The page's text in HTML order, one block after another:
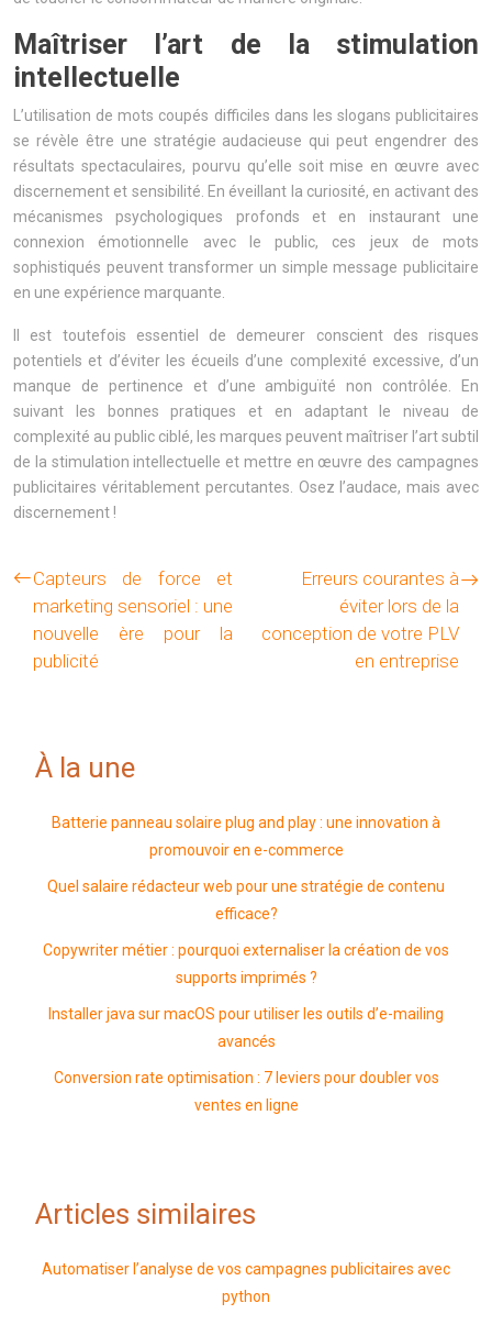
Maîtriser l’art de la stimulation
intellectuelle
L’utilisation de mots coupés difficiles dans les slogans publicitaires
se révèle être une stratégie audacieuse qui peut engendrer des
résultats spectaculaires, pourvu qu’elle soit mise en œuvre avec
discernement et sensibilité. En éveillant la curiosité, en activant des
mécanismes psychologiques profonds et en instaurant une
connexion émotionnelle avec le public, ces jeux de mots
sophistiqués peuvent transformer un simple message publicitaire
en une expérience marquante.
Il est toutefois essentiel de demeurer conscient des risques
potentiels et d’éviter les écueils d’une complexité excessive, d’un
manque de pertinence et d’une ambiguïté non contrôlée. En
suivant les bonnes pratiques et en adaptant le niveau de
complexité au public ciblé, les marques peuvent maîtriser l’art subtil
de la stimulation intellectuelle et mettre en œuvre des campagnes
publicitaires véritablement percutantes. Osez l’audace, mais avec
discernement !
Capteurs de force et
marketing sensoriel : une
nouvelle ère pour la
publicité
Erreurs courantes à
éviter lors de la
conception de votre PLV
en entreprise
À la une
Batterie panneau solaire plug and play : une innovation à
promouvoir en e-commerce
Quel salaire rédacteur web pour une stratégie de contenu
efficace?
Copywriter métier : pourquoi externaliser la création de vos
supports imprimés ?
Installer java sur macOS pour utiliser les outils d’e-mailing
avancés
Conversion rate optimisation : 7 leviers pour doubler vos
ventes en ligne
Articles similaires
Automatiser l’analyse de vos campagnes publicitaires avec
python